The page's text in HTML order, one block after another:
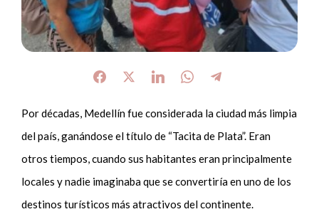
Por décadas, Medellín fue considerada la ciudad más limpia
del país, ganándose el título de “Tacita de Plata”. Eran
otros tiempos, cuando sus habitantes eran principalmente
locales y nadie imaginaba que se convertiría en uno de los
destinos turísticos más atractivos del continente.